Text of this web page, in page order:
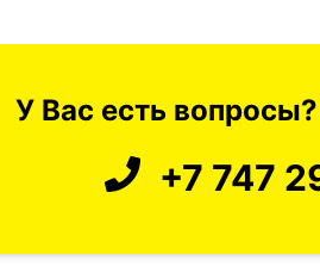
У Вас есть
+7 747